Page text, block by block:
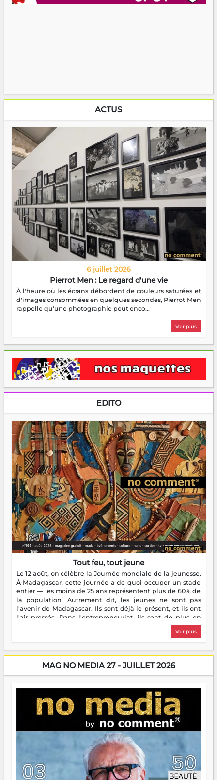
ACTUS
6 juillet 2026
Pierrot Men : Le regard d'une vie
À l'heure où les écrans débordent de couleurs saturées et
d'images consommées en quelques secondes, Pierrot Men
rappelle qu'une photographie peut enco...
Voir plus
EDITO
Tout feu, tout jeune
Le 12 août, on célèbre la Journée mondiale de la jeunesse.
À Madagascar, cette journée a de quoi occuper un stade
entier — les moins de 25 ans représentent plus de 60% de
la population. Autrement dit, les jeunes ne sont pas
l'avenir de Madagascar. Ils sont déjà le présent, et ils ont
l'air pressés. Dans l'entrepreneuriat, ils sont de plus en
plus nombreux à se lancer, à créer, à risquer — souvent
sans filet, souvent sans aide, mais toujours avec cette
dorment vraiment la nuit. En culture, les nouvelles sont
encore meilleures. Aina Rasamoelina vient de décrocher le
Prix RFI Instrumental Afrique. Miangaly Elia rafle le Prix
jeunes qui tiennent la torche. Alors oui, on pourrait
s'arrêter là, applaudir et rentrer chez soi satisfait. Mais ce
serait passer à côté d'une chose essentielle. La fougue, ça
brûle fort — et parfois, ça brûle vite. Une flamme sans
direction peut éclairer autant qu'elle peut consumer. C'est
là que les aînés entrent en scène — pas pour reprendre le
gouvernail, mais pour montrer où sont les récifs. Les jeunes
ont la force, les vieux ont l'expérience, comme on dit. Ce
n'est pas un combat de générations — c'est une question
d'équipage. Partagez vos réussites, mais aussi vos échecs.
Surtout vos échecs, d'ailleurs — ils enseignent mieux que
Voir plus
MAG NO MEDIA 27 - JUILLET 2026